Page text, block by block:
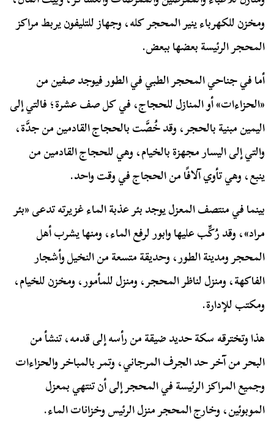
ومخزن للكهرباء ينير المحجر كله، وجهاز للتليفون يربط مراكز
المحجر الرئيسة بعضها ببعض.
أما في جناحي المحجر الطبي في الطور فيوجد صفين من
«الحزاءات» أو المنازل للحجاج، في كل صف عشرة؛ فالتي إلى
اليمين مبنية بالحجر، وقد خُصَّت بالحجاج القادمين من جدَّة،
والتي إلى اليسار مجهزة بالخيام، وهي للحجاج القادمين من
ينبع، وهي تأوي آلافًا من الحجاج في وقت واحد.
بينما في منتصف المعزل يوجد بئر عذبة الماء غزيرته تدعى «بئر
مراد»، وقد رُكِّب عليها وابور لرفع الماء، ومنها يشرب أهل
المحجر ومدينة الطور، وحديقة متسعة من النخيل وأشجار
الفاكهة، ومنزل لناظر المحجر، ومنزل للمأمور، ومخزن للخيام،
ومكتب للإدارة.
هذا وتخترقه سكة حديد ضيقة من رأسه إلى قدمه، تنشأ من
البحر من آخر حد الجرف المرجاني، وتمر بالمباخر والحزاءات
وجميع المراكز الرئيسة في المحجر إلى أن تنتهي بمعزل
الموبوئين، وخارج المحجر منزل الرئيس وخزانات الماء.